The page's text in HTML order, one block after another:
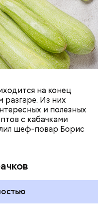
на конец
разгаре. Из них
и полезных
с кабачками
шеф-повар Борис
зубы, волосы и
действие;
рассказал,
где используют
используется
от него не будет.
человека, тем
вероятность
—